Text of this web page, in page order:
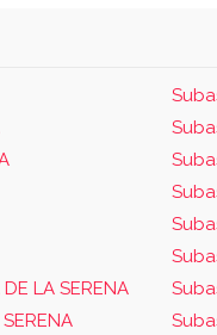
LA SERENA